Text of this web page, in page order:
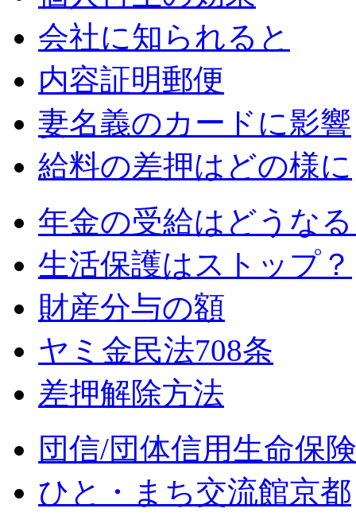
会社に知られると
内容証明郵便
妻名義のカードに影響
給料の差押はどの様に
年金の受給はどうな
生活保護はストップ？
財産分与の額
ヤミ金民法708条
差押解除方法
団信/団体信用生命保険
ひと・まち交流館京都